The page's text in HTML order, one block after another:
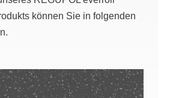
können Sie in folgenden